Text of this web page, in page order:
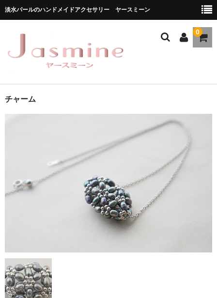
淡水パールのハンドメイドアクセサリー ヤースミーン
0
ホーム
ブランドストーリー
メディア掲載
チャーム